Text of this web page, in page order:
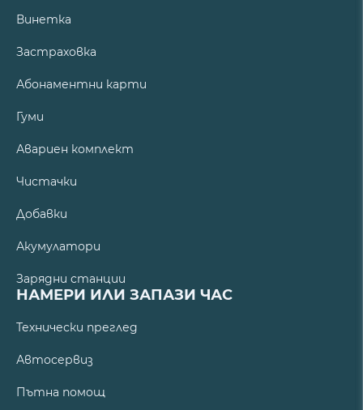
Винетка
Застраховка
Абонаментни карти
Гуми
Авариен комплект
Чистачки
Добавки
Акумулатори
Зарядни станции
НАМЕРИ ИЛИ ЗАПАЗИ ЧАС
Технически преглед
Автосервиз
Пътна помощ